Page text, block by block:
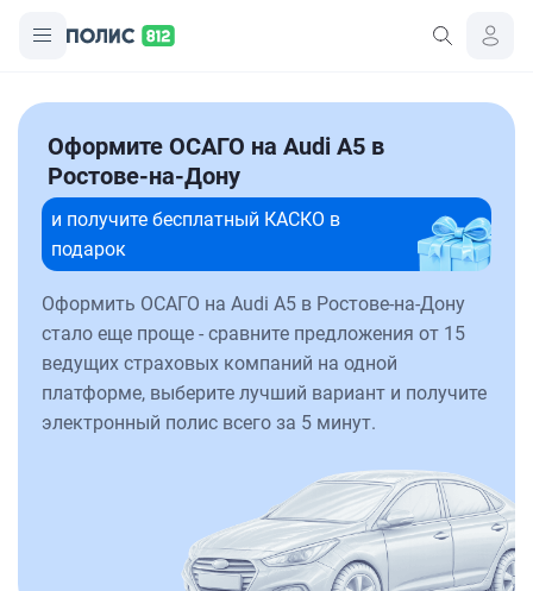
Оформите ОСАГО на Audi A5 в
Ростове-на-Дону
и получите бесплатный КАСКО в
подарок
Оформить ОСАГО на Audi A5 в Ростове-на-Дону
стало еще проще - сравните предложения от 15
ведущих страховых компаний на одной
платформе, выберите лучший вариант и получите
электронный полис всего за 5 минут.